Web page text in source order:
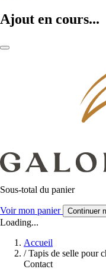
Ajout en cours...
Sous-total du panier
Voir mon panier Continuer
Loading...
Accueil
/ Tapis de selle pour
Contact